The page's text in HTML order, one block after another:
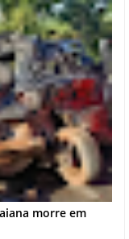
morre em